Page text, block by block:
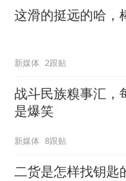
这滑的挺远的哈，
新媒体 2跟贴
战斗民族糗事汇，
是爆笑
新媒体 8跟贴
二货是怎样找钥匙